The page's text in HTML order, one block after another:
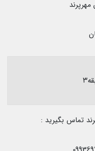
تماس بگیرید :